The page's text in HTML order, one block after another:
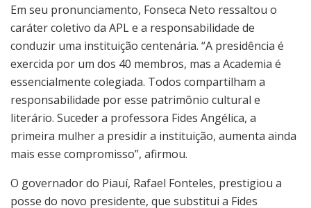
Em seu pronunciamento, Fonseca Neto ressaltou o
caráter coletivo da APL e a responsabilidade de
conduzir uma instituição centenária. “A presidência é
exercida por um dos 40 membros, mas a Academia é
essencialmente colegiada. Todos compartilham a
responsabilidade por esse patrimônio cultural e
literário. Suceder a professora Fides Angélica, a
primeira mulher a presidir a instituição, aumenta ainda
mais esse compromisso”, afirmou.
O governador do Piauí, Rafael Fonteles, prestigiou a
posse do novo presidente, que substitui a Fides